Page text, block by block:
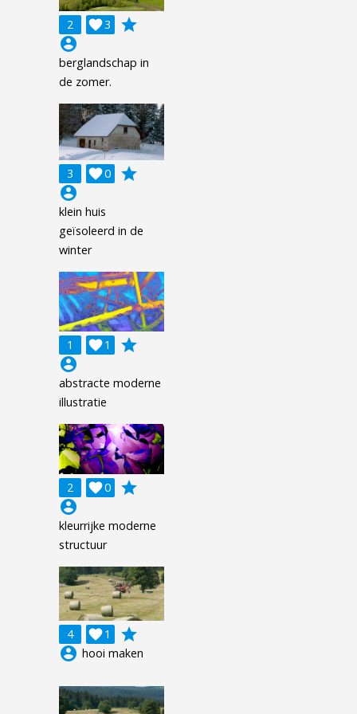
2 3

grade
account_circle
berglandschap in
de zomer.
3 0

grade
account_circle
klein huis
geïsoleerd in de
winter
1 1

grade
account_circle
abstracte moderne
illustratie
2 0

grade
account_circle
kleurrijke moderne
structuur
4 1

grade
account_circle hooi maken